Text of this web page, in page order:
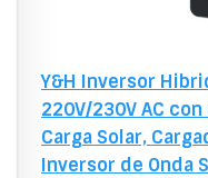
Y&H Inversor
220V/230V AC
Carga Solar,
Inversor de Onda